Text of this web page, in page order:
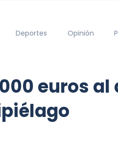
Deportes Opinión
euros